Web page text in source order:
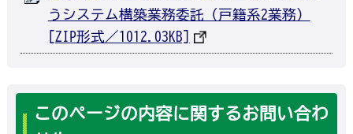
うシステム構築業務委託（戸籍系2業務）
[ZIP形式／1012.03KB]
このページの内容に関するお問い合わ